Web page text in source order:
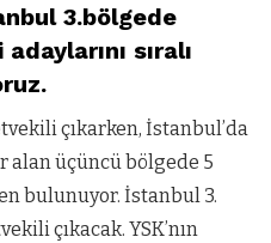
3.bölgede
sıralı
çıkarken, İstanbul’da
alan üçüncü bölgede 5
bulunuyor. İstanbul 3.
çıkacak. YSK’nın